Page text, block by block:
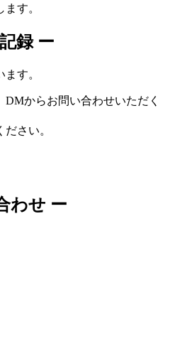
す。
録 ー
す。
からお問い合わせいただく
さい。
わせ ー